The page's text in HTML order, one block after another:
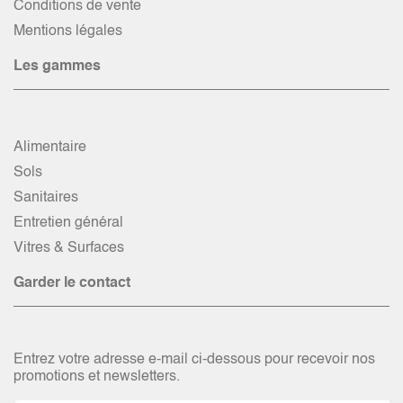
Conditions de vente
Mentions légales
Les gammes
Alimentaire
Sols
Sanitaires
Entretien général
Vitres & Surfaces
Garder le contact
Entrez votre adresse e-mail ci-dessous pour recevoir nos
promotions et newsletters.